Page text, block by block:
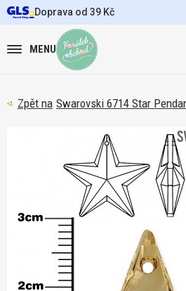
Doprava od 39 Kč
MENU
Swarovski 6714 Star